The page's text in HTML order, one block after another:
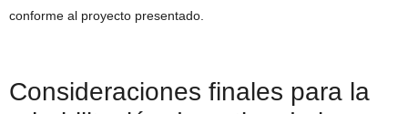
conforme al proyecto presentado.
Consideraciones finales para la